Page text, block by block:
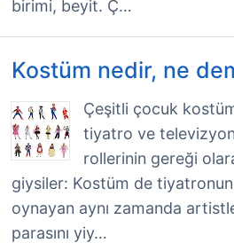
birimi, beyit. Ç…
Kostüm nedir, ne
Çeşitli çocuk
tiyatro ve
rollerinin gereği
giysiler: Kostüm de
oynayan aynı zamanda
parasını yiy…